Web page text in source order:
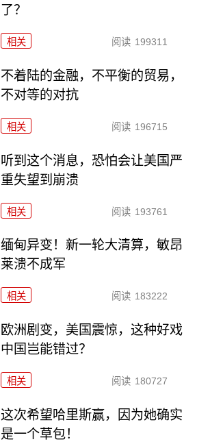
了？
相关 阅读 199311
不着陆的金融，不平衡的贸易，
不对等的对抗
相关 阅读 196715
听到这个消息，恐怕会让美国严
重失望到崩溃
相关 阅读 193761
缅甸异变！新一轮大清算，敏昂
莱溃不成军
相关 阅读 183222
欧洲剧变，美国震惊，这种好戏
中国岂能错过？
相关 阅读 180727
这次希望哈里斯赢，因为她确实
是一个草包！